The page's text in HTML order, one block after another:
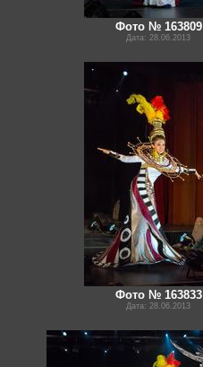
Фото № 163809
Дата: 28.06.2013
Фото № 163833
Дата: 28.06.2013